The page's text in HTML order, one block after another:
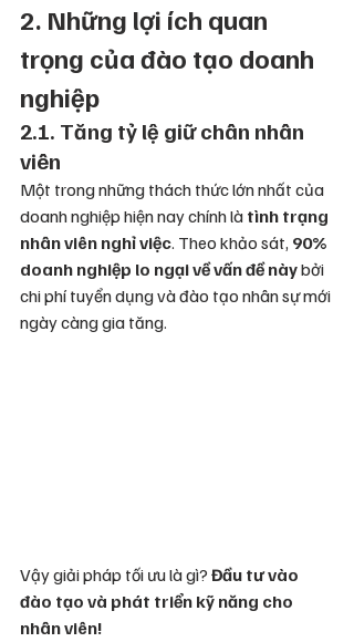
2. Những lợi ích quan
trọng của đào tạo doanh
nghiệp
2.1. Tăng tỷ lệ giữ chân nhân
viên
Một trong những thách thức lớn nhất của
doanh nghiệp hiện nay chính là tình trạng
nhân viên nghỉ việc. Theo khảo sát, 90%
doanh nghiệp lo ngại về vấn đề này bởi
chi phí tuyển dụng và đào tạo nhân sự mới
ngày càng gia tăng.
Vậy giải pháp tối ưu là gì? Đầu tư vào
đào tạo và phát triển kỹ năng cho
nhân viên!